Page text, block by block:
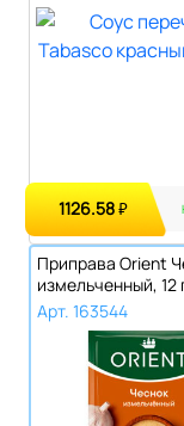
1126.58₽
Приправа Orient
измельченный, 12
Арт. 163544